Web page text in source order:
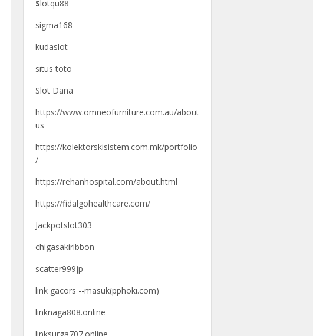
Slotqu88
sigma168
kudaslot
situs toto
Slot Dana
https://www.omneofurniture.com.au/about
us
https://kolektorskisistem.com.mk/portfolio
/
https://rehanhospital.com/about.html
https://fidalgohealthcare.com/
Jackpotslot303
chigasakiribbon
scatter999jp
link gacors --masuk(pphoki.com)
linknaga808.online